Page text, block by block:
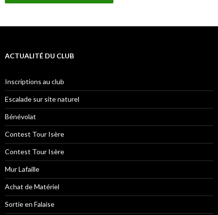
ACTUALITÉ DU CLUB
Inscriptions au club
Escalade sur site naturel
Bénévolat
Contest Tour Isère
Contest Tour Isère
Mur Lafaille
Achat de Matériel
Sortie en Falaise